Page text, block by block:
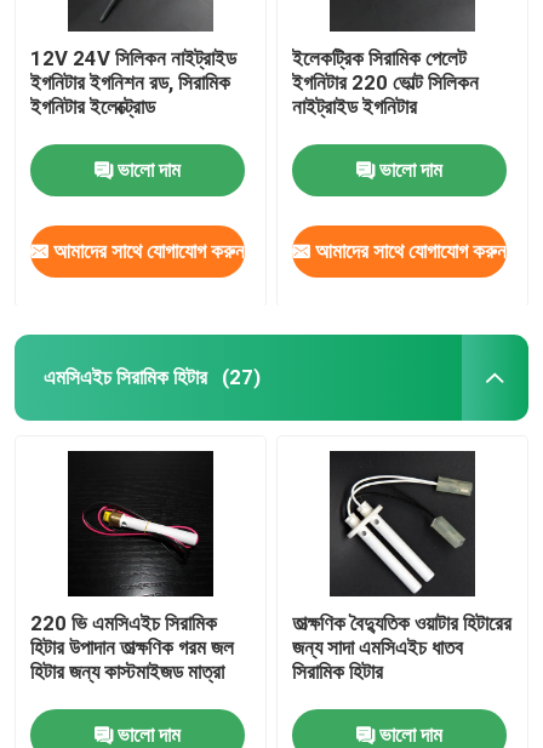
12V 24V সিলিকন নাইট্রাইড
ইগনিটার ইগনিশন রড, সিরামিক
ইগনিটার ইলেক্ট্রোড
ভালো দাম
আমাদের সাথে যোগাযোগ করুন
ইলেকট্রিক সিরামিক পেলেট
ইগনিটার 220 ভোল্ট সিলিকন
নাইট্রাইড ইগনিটার
ভালো দাম
আমাদের সাথে যোগাযোগ করুন
এমসিএইচ সিরামিক হিটার (27)
220 ভি এমসিএইচ সিরামিক
হিটার উপাদান তাত্ক্ষণিক গরম জল
হিটার জন্য কাস্টমাইজড মাত্রা
ভালো দাম
তাত্ক্ষণিক বৈদ্যুতিক ওয়াটার হিটারের
জন্য সাদা এমসিএইচ ধাতব
সিরামিক হিটার
ভালো দাম